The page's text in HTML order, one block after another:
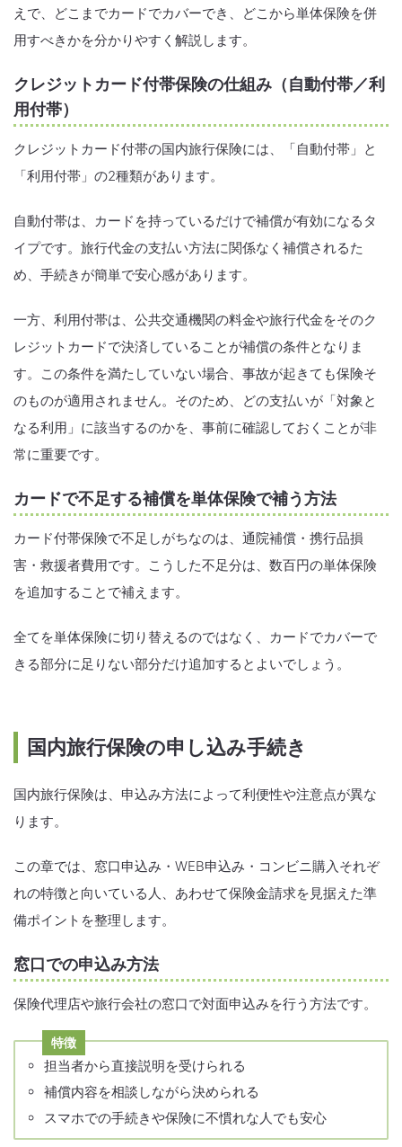
えで、どこまでカードでカバーでき、どこから単体保険を併
用すべきかを分かりやすく解説します。
クレジットカード付帯保険の仕組み（自動付帯／利
用付帯）
クレジットカード付帯の国内旅行保険には、「自動付帯」と
「利用付帯」の2種類があります。
自動付帯は、カードを持っているだけで補償が有効になるタ
イプです。旅行代金の支払い方法に関係なく補償されるた
め、手続きが簡単で安心感があります。
一方、利用付帯は、公共交通機関の料金や旅行代金をそのク
レジットカードで決済していることが補償の条件となりま
す。この条件を満たしていない場合、事故が起きても保険そ
のものが適用されません。そのため、どの支払いが「対象と
なる利用」に該当するのかを、事前に確認しておくことが非
常に重要です。
カードで不足する補償を単体保険で補う方法
カード付帯保険で不足しがちなのは、通院補償・携行品損
害・救援者費用です。こうした不足分は、数百円の単体保険
を追加することで補えます。
全てを単体保険に切り替えるのではなく、カードでカバーで
きる部分に足りない部分だけ追加するとよいでしょう。
国内旅行保険の申し込み手続き
国内旅行保険は、申込み方法によって利便性や注意点が異な
ります。
この章では、窓口申込み・WEB申込み・コンビニ購入それぞ
れの特徴と向いている人、あわせて保険金請求を見据えた準
備ポイントを整理します。
窓口での申込み方法
保険代理店や旅行会社の窓口で対面申込みを行う方法です。
特徴
担当者から直接説明を受けられる
補償内容を相談しながら決められる
スマホでの手続きや保険に不慣れな人でも安心